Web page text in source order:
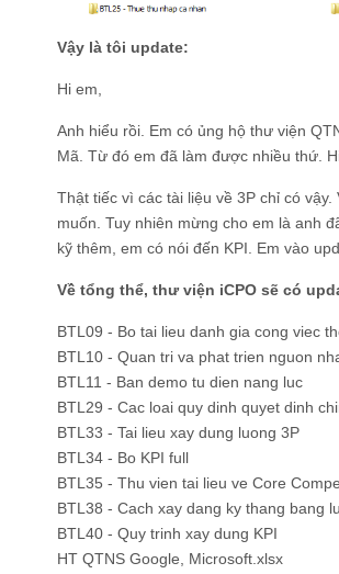
Vậy là tôi update:
Hi em,
Anh hiểu rồi. Em có ủng hộ thư viện
Mã. Từ đó em đã làm được nhiều thứ.
Thật tiếc vì các tài liệu về 3P chỉ có
muốn. Tuy nhiên mừng cho em là anh
kỹ thêm, em có nói đến KPI. Em vào
Về tổng thể, thư viện iCPO sẽ có
BTL09 - Bo tai lieu danh gia cong viec
BTL10 - Quan tri va phat trien nguon
BTL11 - Ban demo tu dien nang luc
BTL29 - Cac loai quy dinh quyet dinh
BTL33 - Tai lieu xay dung luong 3P
BTL34 - Bo KPI full
BTL35 - Thu vien tai lieu ve Core
BTL38 - Cach xay dang ky thang bang
BTL40 - Quy trinh xay dung KPI
HT QTNS Google, Microsoft.xlsx